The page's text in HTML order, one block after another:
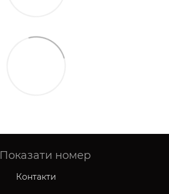
Показати номер
Контакти